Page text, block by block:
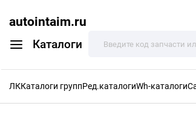
autointaim.ru
Каталоги
ЛККаталоги группРед.каталогиWh-каталоги